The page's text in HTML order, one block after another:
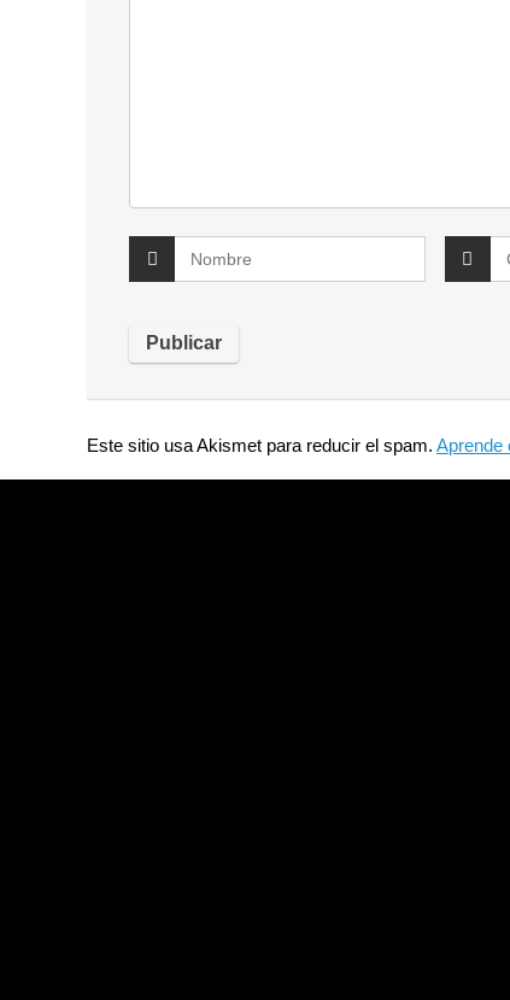
Este sitio usa Akismet para reducir el spam. Aprende